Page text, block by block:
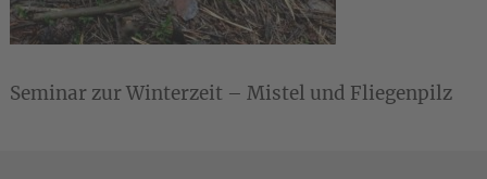
Seminar zur Winterzeit – Mistel und Fliegenpilz